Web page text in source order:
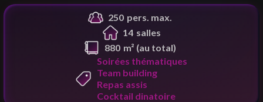
250 pers. max.
14 salles
880 m² (au total)
Soirées thématiques
Team building
Repas assis
Cocktail dinatoire